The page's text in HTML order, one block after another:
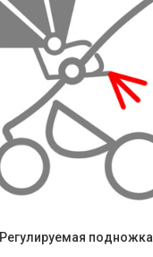
Регулируемая подножка